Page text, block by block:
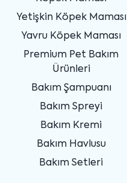
Yetişkin Köpek Maması
Yavru Köpek Maması
Premium Pet Bakım
Ürünleri
Bakım Şampuanı
Bakım Spreyi
Bakım Kremi
Bakım Havlusu
Bakım Setleri